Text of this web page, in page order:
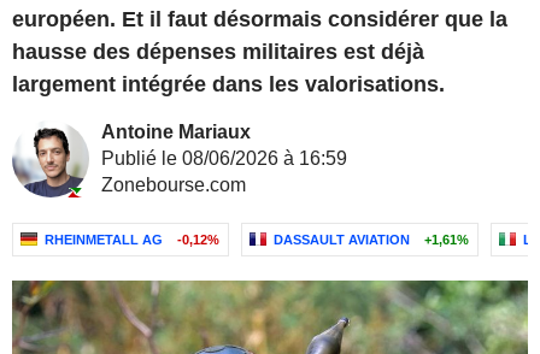
européen. Et il faut désormais considérer que la
hausse des dépenses militaires est déjà
largement intégrée dans les valorisations.
Antoine Mariaux
Publié le 08/06/2026 à 16:59
Zonebourse.com
RHEINMETALL AG -0,12% DASSAULT AVIATION +1,61%